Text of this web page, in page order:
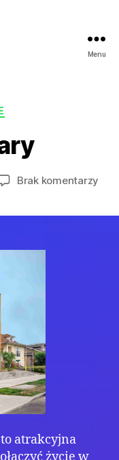
Menu
Brak komentarzy
atrakcyjna
życie w